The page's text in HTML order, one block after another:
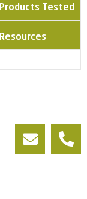
Products Tested
Resources